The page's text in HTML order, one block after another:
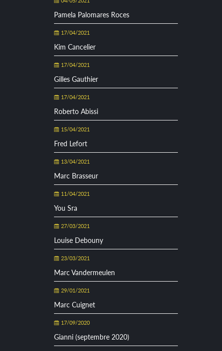
Pamela Palomares Roces
17/04/2021
Kim Cancelier
17/04/2021
Gilles Gauthier
17/04/2021
Roberto Abissi
15/04/2021
Fred Lefort
13/04/2021
Marc Brasseur
11/04/2021
You Sra
27/03/2021
Louise Debouny
23/03/2021
Marc Vandermeulen
29/01/2021
Marc Cuignet
17/09/2020
Gianni (septembre 2020)